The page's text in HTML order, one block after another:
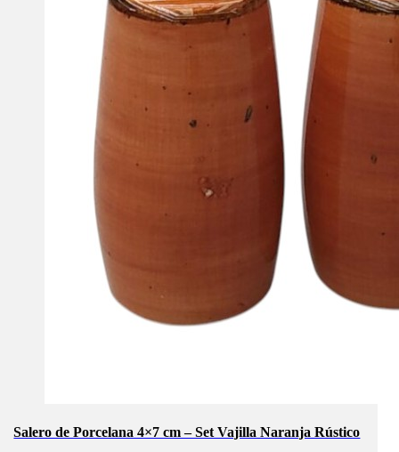
Salero de Porcelana 4×7 cm – Set Vajilla Naranja Rústico